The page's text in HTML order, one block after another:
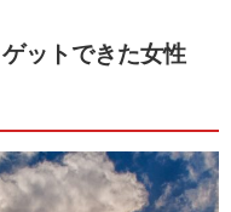
ットできた女性